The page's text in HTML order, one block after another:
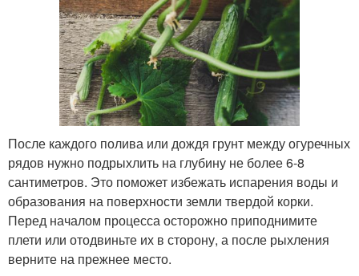
После каждого полива или дождя грунт между огуречных
рядов нужно подрыхлить на глубину не более 6-8
сантиметров. Это поможет избежать испарения воды и
образования на поверхности земли твердой корки.
Перед началом процесса осторожно приподнимите
плети или отодвиньте их в сторону, а после рыхления
верните на прежнее место.